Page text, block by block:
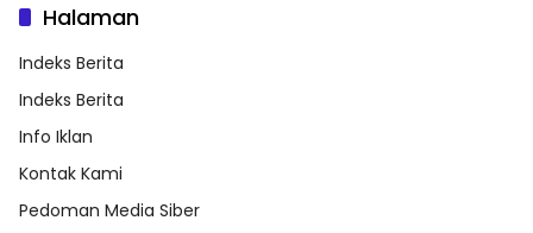
Halaman
Indeks Berita
Indeks Berita
Info Iklan
Kontak Kami
Pedoman Media Siber